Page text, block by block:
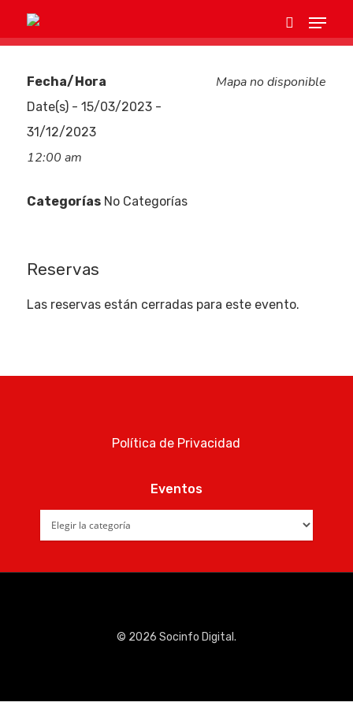
Hit enter to search or ESC to close
Mapa no disponible
Fecha/Hora
Date(s) - 15/03/2023 -
31/12/2023
12:00 am
CategoríasNo Categorías
Reservas
Las reservas están cerradas para este evento.
Política de Privacidad
Eventos
© 2026 Socinfo Digital.
Empresas
Quiénes